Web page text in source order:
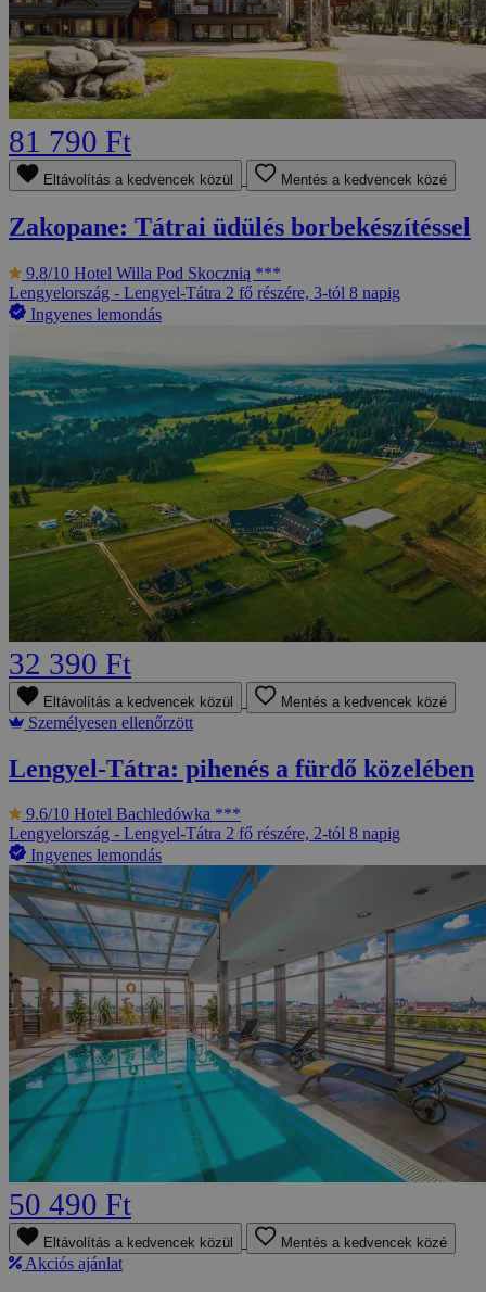
81 790 Ft
Eltávolítás a kedvencek közül Mentés a kedvencek közé
Zakopane: Tátrai üdülés borbekészítéssel
9.8/10 Hotel Willa Pod Skocznią ***
Lengyelország - Lengyel-Tátra 2 fő részére, 3-tól 8 napig
Ingyenes lemondás
32 390 Ft
Eltávolítás a kedvencek közül Mentés a kedvencek közé
Személyesen ellenőrzött
Lengyel-Tátra: pihenés a fürdő közelében
9.6/10 Hotel Bachledówka ***
Lengyelország - Lengyel-Tátra 2 fő részére, 2-tól 8 napig
Ingyenes lemondás
50 490 Ft
Eltávolítás a kedvencek közül Mentés a kedvencek közé
Akciós ajánlat